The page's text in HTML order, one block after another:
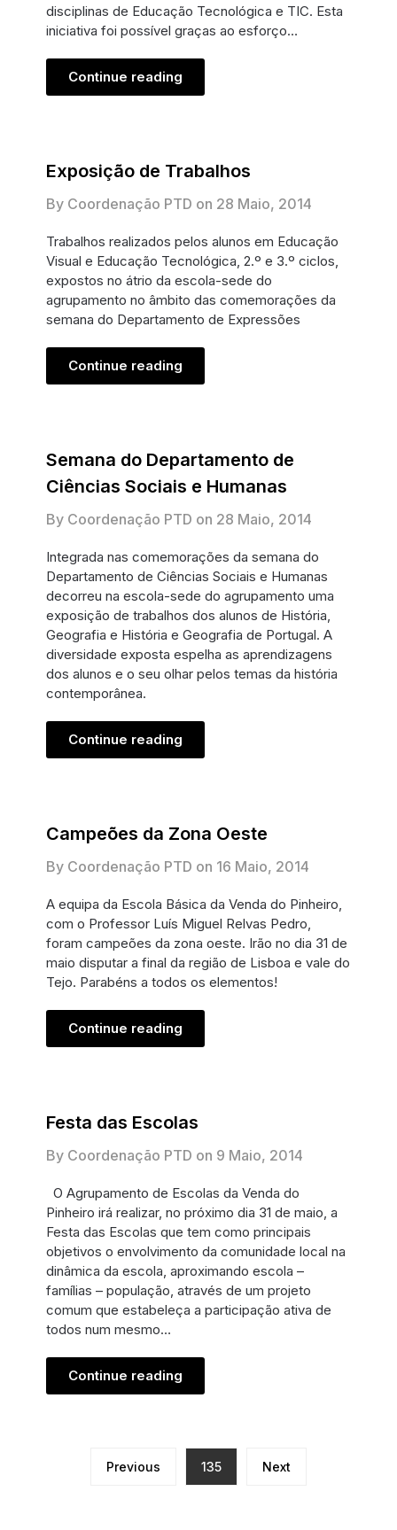
disciplinas de Educação Tecnológica e TIC. Esta
iniciativa foi possível graças ao esforço…
Continue reading
Exposição de Trabalhos
By Coordenação PTD on 28 Maio, 2014
Trabalhos realizados pelos alunos em Educação
Visual e Educação Tecnológica, 2.º e 3.º ciclos,
expostos no átrio da escola-sede do
agrupamento no âmbito das comemorações da
semana do Departamento de Expressões
Continue reading
Semana do Departamento de
Ciências Sociais e Humanas
By Coordenação PTD on 28 Maio, 2014
Integrada nas comemorações da semana do
Departamento de Ciências Sociais e Humanas
decorreu na escola-sede do agrupamento uma
exposição de trabalhos dos alunos de História,
Geografia e História e Geografia de Portugal. A
diversidade exposta espelha as aprendizagens
dos alunos e o seu olhar pelos temas da história
contemporânea.
Continue reading
Campeões da Zona Oeste
By Coordenação PTD on 16 Maio, 2014
A equipa da Escola Básica da Venda do Pinheiro,
com o Professor Luís Miguel Relvas Pedro,
foram campeões da zona oeste. Irão no dia 31 de
maio disputar a final da região de Lisboa e vale do
Tejo. Parabéns a todos os elementos!
Continue reading
Festa das Escolas
By Coordenação PTD on 9 Maio, 2014
O Agrupamento de Escolas da Venda do
Pinheiro irá realizar, no próximo dia 31 de maio, a
Festa das Escolas que tem como principais
objetivos o envolvimento da comunidade local na
dinâmica da escola, aproximando escola –
famílias – população, através de um projeto
comum que estabeleça a participação ativa de
todos num mesmo…
Continue reading
Previous 135 Next